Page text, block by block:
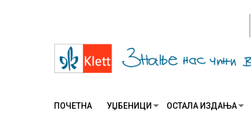
ПОЧЕТНА УЏБЕНИЦИ ОСТАЛА ИЗДАЊА